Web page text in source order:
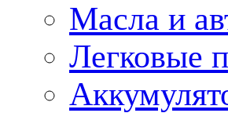
Масла и
Легковые